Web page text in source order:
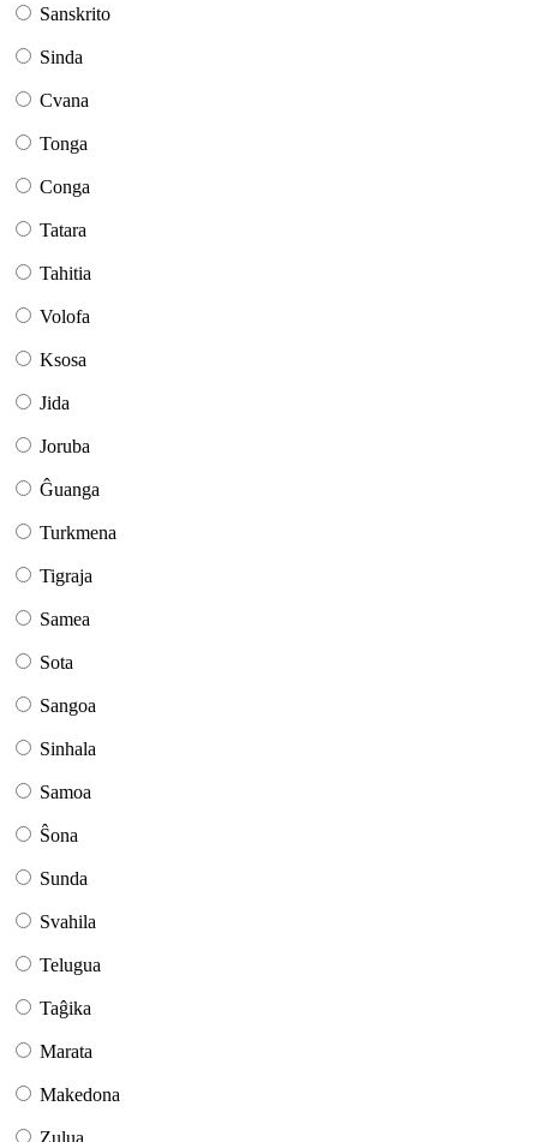
Sanskrito
Sinda
Cvana
Tonga
Conga
Tatara
Tahitia
Volofa
Ksosa
Jida
Joruba
Ĝuanga
Turkmena
Tigraja
Samea
Sota
Sangoa
Sinhala
Samoa
Ŝona
Sunda
Svahila
Telugua
Taĝika
Marata
Makedona